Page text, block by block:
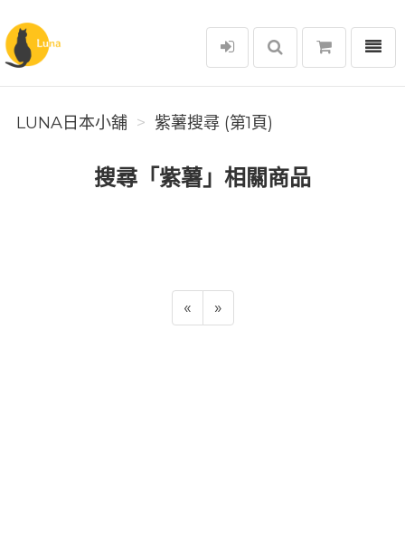
Luna日本小舖
選單
LUNA日本小舖 紫薯搜尋 (第1頁)
搜尋「紫薯」相關商品
« »